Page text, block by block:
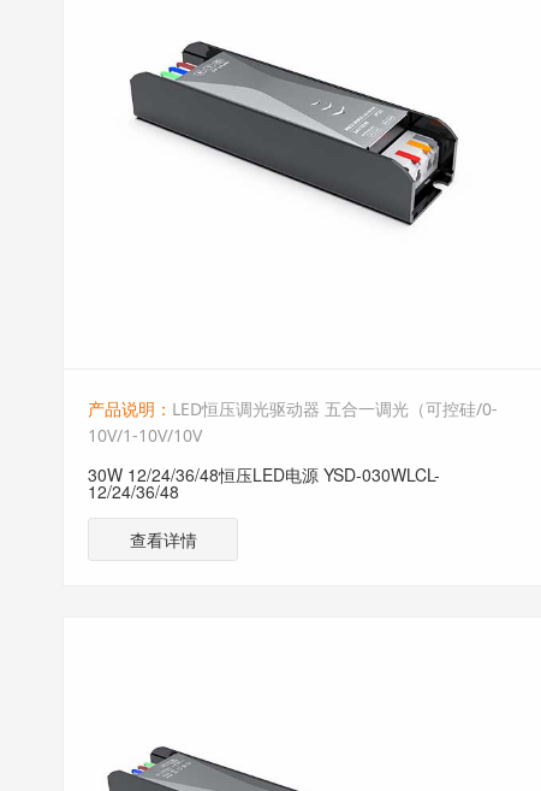
产品说明： LED恒压调光驱动器 五合一调光（可控硅/0-
10V/1-10V/10V
30W 12/24/36/48恒压LED电源 YSD-030WLCL-
12/24/36/48
查看详情